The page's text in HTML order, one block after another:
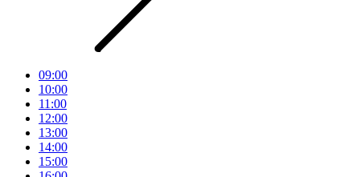
09:00
10:00
11:00
12:00
13:00
14:00
15:00